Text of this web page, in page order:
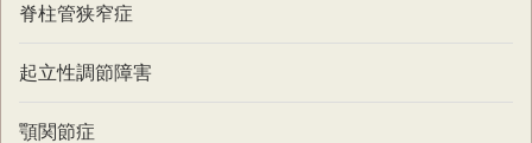
脊柱管狭窄症
起立性調節障害
顎関節症